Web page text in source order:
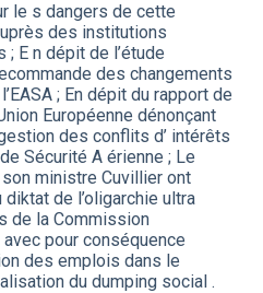
le s dangers de cette
des institutions
E n dépit de l’étude
des changements
; En dépit du rapport de
Européenne dénonçant
des conflits d’ intérêts
Sécurité A érienne ; Le
ministre Cuvillier ont
de l’oligarchie ultra
de la Commission
avec pour conséquence
des emplois dans le
du dumping social .